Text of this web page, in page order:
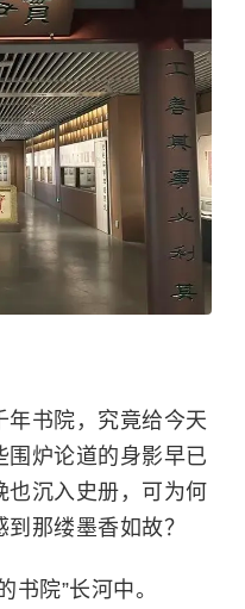
书院，究竟给今天
围炉论道的身影早已
沉入史册，可为何
那缕墨香如故？
书院”长河中。